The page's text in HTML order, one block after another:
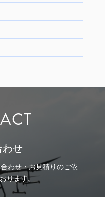
せ
わせ・お見積りのご依
ります。